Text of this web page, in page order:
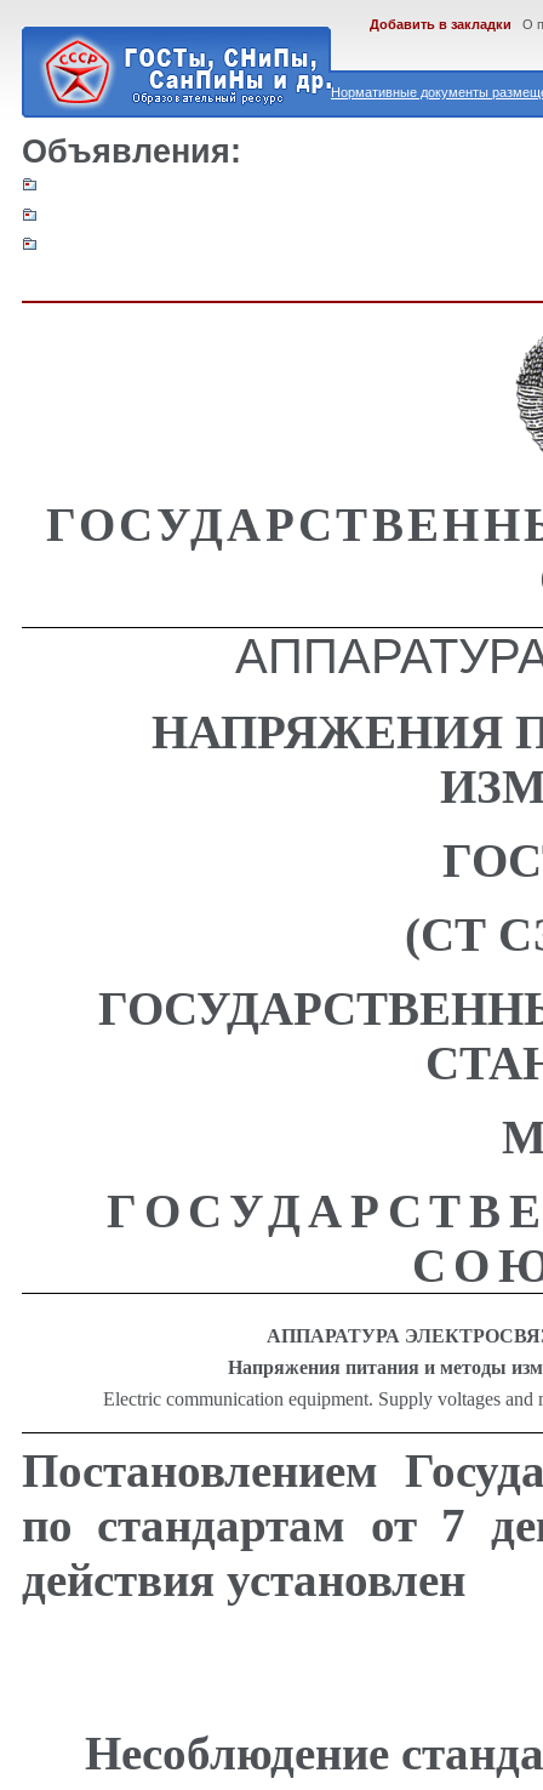
Нормативные документы
Добавить в закладки О
Объявления:
НАПРЯЖЕНИЯ
(СТ
АППАРАТУРА
Напряжения питания и методы
Electric communication equipment. Supply voltages and
Постановлением
по стандартам от 7
действия установлен
Несоблюдение